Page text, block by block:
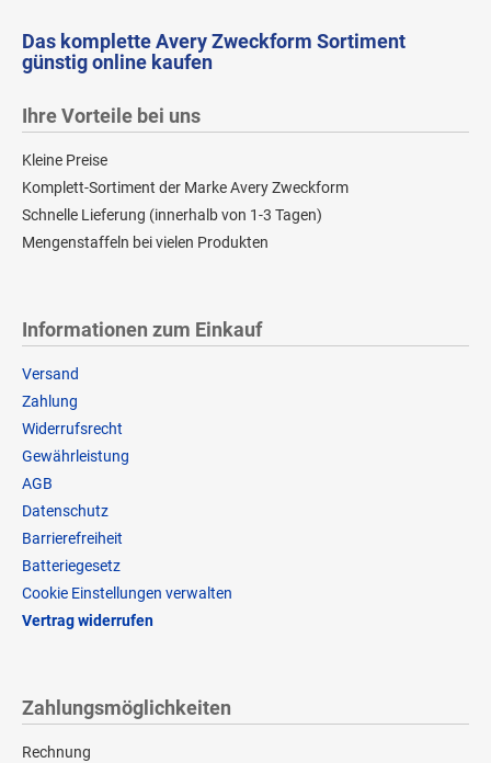
Das komplette Avery Zweckform Sortiment
günstig online kaufen
Ihre Vorteile bei uns
Kleine Preise
Komplett-Sortiment der Marke Avery Zweckform
Schnelle Lieferung (innerhalb von 1-3 Tagen)
Mengenstaffeln bei vielen Produkten
Informationen zum Einkauf
Versand
Zahlung
Widerrufsrecht
Gewährleistung
AGB
Datenschutz
Barrierefreiheit
Batteriegesetz
Cookie Einstellungen verwalten
Vertrag widerrufen
Zahlungsmöglichkeiten
Rechnung